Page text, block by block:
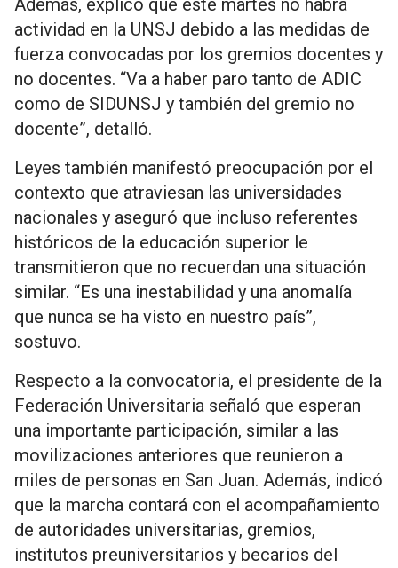
Además, explicó que este martes no habrá
actividad en la UNSJ debido a las medidas de
fuerza convocadas por los gremios docentes y
no docentes. “Va a haber paro tanto de ADIC
como de SIDUNSJ y también del gremio no
docente”, detalló.
Leyes también manifestó preocupación por el
contexto que atraviesan las universidades
nacionales y aseguró que incluso referentes
históricos de la educación superior le
transmitieron que no recuerdan una situación
similar. “Es una inestabilidad y una anomalía
que nunca se ha visto en nuestro país”,
sostuvo.
Respecto a la convocatoria, el presidente de la
Federación Universitaria señaló que esperan
una importante participación, similar a las
movilizaciones anteriores que reunieron a
miles de personas en San Juan. Además, indicó
que la marcha contará con el acompañamiento
de autoridades universitarias, gremios,
institutos preuniversitarios y becarios del